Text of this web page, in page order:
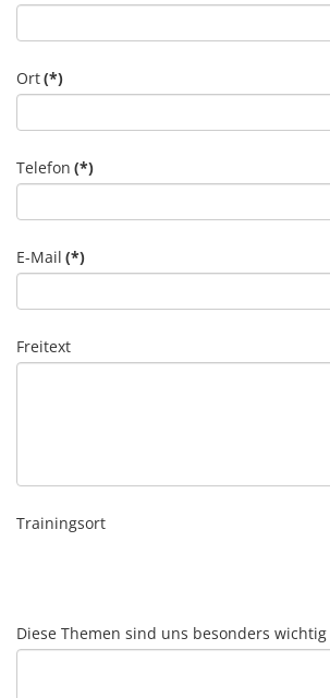
Ort(*)
Telefon (*)
E-Mail (*)
Freitext
Trainingsort
Diese Themen sind uns besonders wichtig